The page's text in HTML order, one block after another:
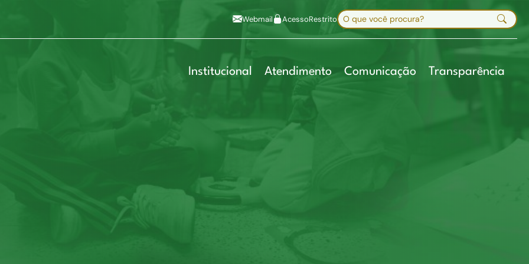
Mapa do site
Webmail AcessoRestritoBuscar no site
Digite sua busca e pressione Enter
Institucional Atendimento Comunicação Transparência